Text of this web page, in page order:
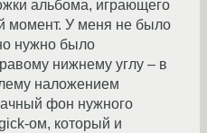
альбома, играющего
момент. У меня не было
нужно было
нижнему углу – в
наложением
фон нужного
ом, который и